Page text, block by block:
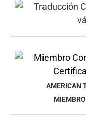
AMERICAN